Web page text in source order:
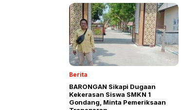
Berita
BARONGAN Sikapi Dugaan
Kekerasan Siswa SMKN 1
Gondang, Minta Pemeriksaan